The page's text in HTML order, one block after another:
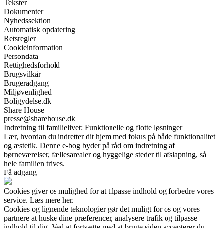
Tekster
Dokumenter
Nyhedssektion
Automatisk opdatering
Retsregler
Cookieinformation
Persondata
Rettighedsforhold
Brugsvilkår
Brugeradgang
Miljøvenlighed
Boligydelse.dk
Share House
presse@sharehouse.dk
Indretning til familielivet: Funktionelle og flotte løsninger
Lær, hvordan du indretter dit hjem med fokus på både funktionalitet
og æstetik. Denne e-bog byder på råd om indretning af
børneværelser, fællesarealer og hyggelige steder til afslapning, så
hele familien trives.
Få adgang
Cookies giver os mulighed for at tilpasse indhold og forbedre vores
service. Læs mere her.
Cookies og lignende teknologier gør det muligt for os og vores
partnere at huske dine præferencer, analysere trafik og tilpasse